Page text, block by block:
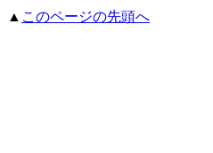
▲ このページの先頭へ